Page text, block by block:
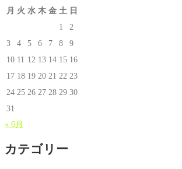
月 火 水 木 金 土 日
1
2
3
4 5 6 7 8
9
10 11 12 13 14 15 16
17 18 19 20 21 22 23
24 25 26 27 28 29 30
31
« 6月
カテゴリー